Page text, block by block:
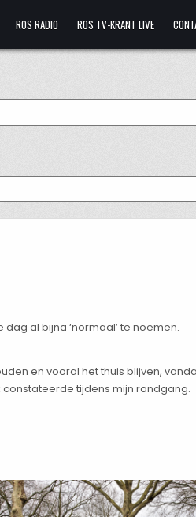
ROS RADIO ROS TV-KRANT LIVE
al bijna ‘normaal’ te noemen.
en vooral het thuis blijven,
tijdens mijn rondgang.